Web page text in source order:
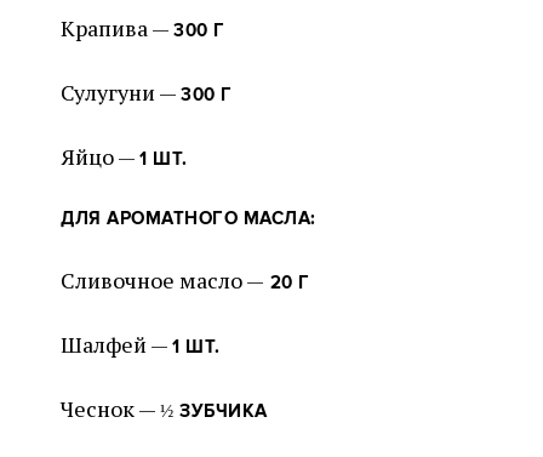
Крапива — 300 Г
Сулугуни — 300 Г
Яйцо — 1 ШТ.
ДЛЯ АРОМАТНОГО МАСЛА:
Сливочное масло — 20 Г
Шалфей — 1 ШТ.
Чеснок — ½ ЗУБЧИКА